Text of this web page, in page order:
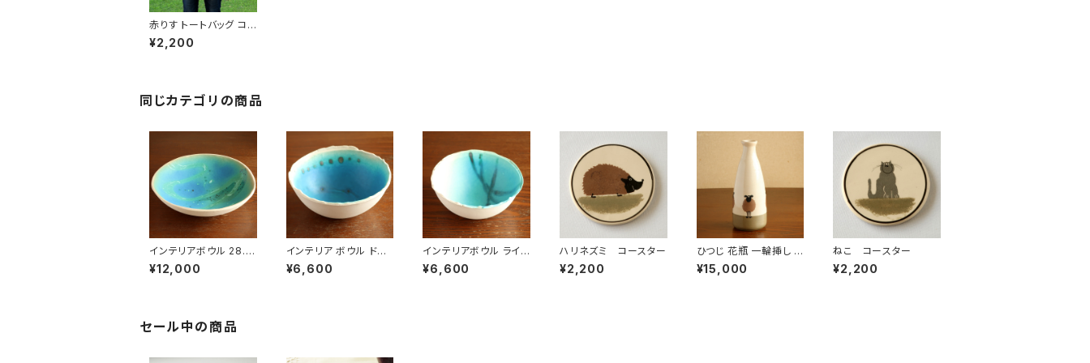
赤りす トートバッグ コッ
トン
¥2,200
同じカテゴリの商品
インテリアボウル 28.5
cm ディスプレイ デコレ
ーション 陶器製 ハンド
¥12,000
インテリア ボウル ドット
ディスプレイ デコレーシ
ョン 小物入れ 陶器製
¥6,600
インテリアボウル ライン
ディスプレイ デコレーシ
ョン 小物入れ 陶器製
¥6,600
ハリネズミ コースター
¥2,200
ひつじ 花瓶 一輪挿し フ
ラワーベース
¥15,000
ねこ コースター
¥2,200
セール中の商品